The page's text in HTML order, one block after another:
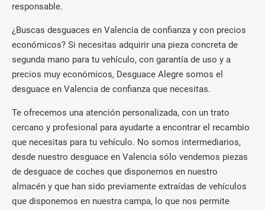
responsable.
¿Buscas desguaces en Valencia de confianza y con precios
económicos? Si necesitas adquirir una pieza concreta de
segunda mano para tu vehículo, con garantía de uso y a
precios muy económicos, Desguace Alegre somos el
desguace en Valencia de confianza que necesitas.
Te ofrecemos una atención personalizada, con un trato
cercano y profesional para ayudarte a encontrar el recambio
que necesitas para tu vehículo. No somos intermediarios,
desde nuestro desguace en Valencia sólo vendemos piezas
de desguace de coches que disponemos en nuestro
almacén y que han sido previamente extraídas de vehículos
que disponemos en nuestra campa, lo que nos permite